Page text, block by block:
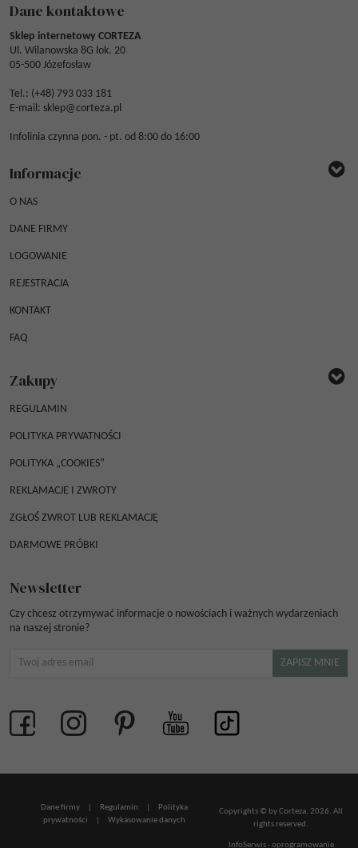
Dane kontaktowe
Sklep internetowy CORTEZA
Ul. Wilanowska 8G lok. 20
05-500 Józefosław
Tel.: (+48) 793 033 181
E-mail: sklep@corteza.pl
Infolinia czynna pon. - pt. od 8:00 do 16:00
Informacje
O NAS
DANE FIRMY
LOGOWANIE
REJESTRACJA
KONTAKT
FAQ
Zakupy
REGULAMIN
POLITYKA PRYWATNOŚCI
POLITYKA „COOKIES”
REKLAMACJE I ZWROTY
ZGŁOŚ ZWROT LUB REKLAMACJĘ
DARMOWE PRÓBKI
Newsletter
Czy chcesz otrzymywać informacje o nowościach i ważnych wydarzeniach
na naszej stronie?
Copyrights © by Corteza, 2026. All
rights reserved.
InfoSerwis-oprogramowanie
Dane firmy Regulamin
Polityka
prywatności
Wykasowanie danych